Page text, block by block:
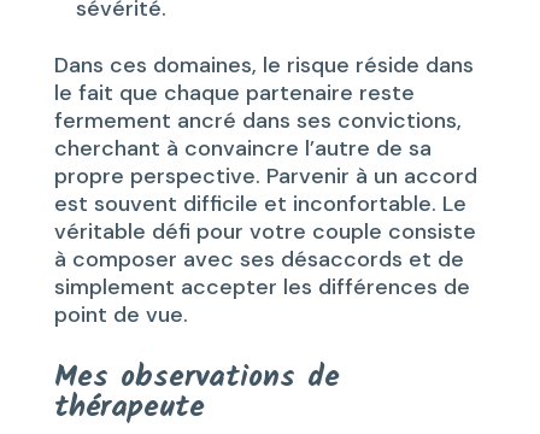
sévérité.
Dans ces domaines, le risque réside dans
le fait que chaque partenaire reste
fermement ancré dans ses convictions,
cherchant à convaincre l’autre de sa
propre perspective. Parvenir à un accord
est souvent difficile et inconfortable. Le
véritable défi pour votre couple consiste
à composer avec ses désaccords et de
simplement accepter les différences de
point de vue.
Mes observations de
thérapeute